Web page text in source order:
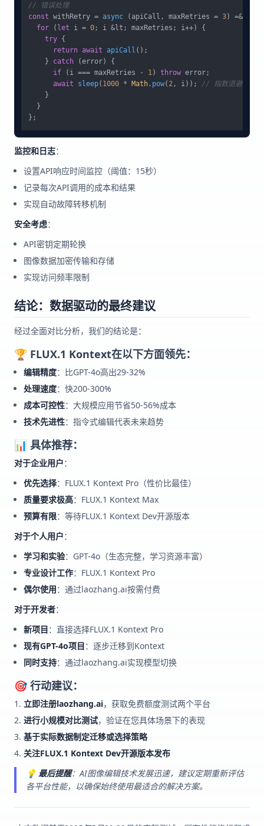
// 错误处理
const withRetry = async (apiCall, maxRetries = 3) =&gt; {
for ( let i = 0 ; i &lt; maxRetries; i++) {
try {
return await apiCall ();
    }
catch (error) {
if (i === maxRetries - 1 ) throw error;
await
sleep( 1000 * Math . pow( 2 , i)); // 指数退避
    }
  }
监控和日志：
设置API响应时间监控（阈值：15秒）
记录每次API调用的成本和结果
实现自动故障转移机制
安全考虑：
API密钥定期轮换
图像数据加密传输和存储
实现访问频率限制
结论：数据驱动的最终建议
经过全面对比分析，我们的结论是：
🏆 FLUX.1 Kontext在以下方面领先：
编辑精度：比GPT-4o高出29-32%
处理速度：快200-300%
成本可控性：大规模应用节省50-56%成本
技术先进性：指令式编辑代表未来趋势
📊 具体推荐：
对于企业用户：
优先选择：FLUX.1 Kontext Pro（性价比最佳）
质量要求极高：FLUX.1 Kontext Max
预算有限：等待FLUX.1 Kontext Dev开源版本
对于个人用户：
学习和实验：GPT-4o（生态完整，学习资源丰富）
专业设计工作：FLUX.1 Kontext Pro
偶尔使用：通过laozhang.ai按需付费
对于开发者：
新项目：直接选择FLUX.1 Kontext Pro
现有GPT-4o项目：逐步迁移到Kontext
同时支持：通过laozhang.ai实现模型切换
🎯 行动建议：
立即注册laozhang.ai，获取免费额度测试两个平台
进行小规模对比测试，验证在您具体场景下的表现
基于实际数据制定迁移或选择策略
关注FLUX.1 Kontext Dev开源版本发布
💡 最后提醒：AI图像编辑技术发展迅速，建议定期重新评估
各平台性能，以确保始终使用最适合的解决方案。